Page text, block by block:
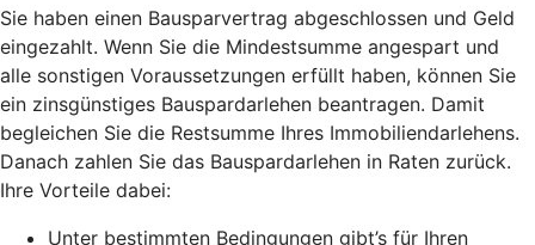
Sie haben einen Bausparvertrag abgeschlossen und Geld
eingezahlt. Wenn Sie die Mindestsumme angespart und
alle sonstigen Voraussetzungen erfüllt haben, können Sie
ein zinsgünstiges Bauspardarlehen beantragen. Damit
begleichen Sie die Restsumme Ihres Immobiliendarlehens.
Danach zahlen Sie das Bauspardarlehen in Raten zurück.
Ihre Vorteile dabei:
Unter bestimmten Bedingungen gibt’s für Ihren